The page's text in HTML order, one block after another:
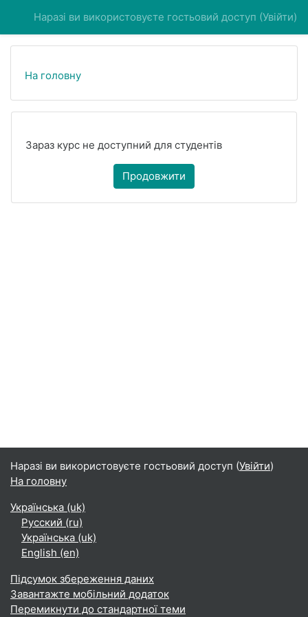
Наразі ви використовуєте гостьовий доступ (Увійти)
На головну
Зараз курс не доступний для студентів
Продовжити
Наразі ви використовуєте гостьовий доступ (Увійти)
На головну
Українська ‎(uk)‎
Русский ‎(ru)‎
Українська ‎(uk)‎
English ‎(en)‎
Підсумок збереження даних
Завантажте мобільний додаток
Перемикнути до стандартної теми